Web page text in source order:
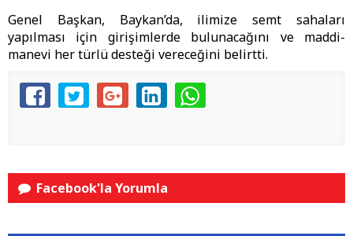
Genel Başkan, Baykan’da, ilimize semt sahaları
yapılması için girişimlerde bulunacağını ve maddi-
manevi her türlü desteği vereceğini belirtti.
Facebook'la Yorumla